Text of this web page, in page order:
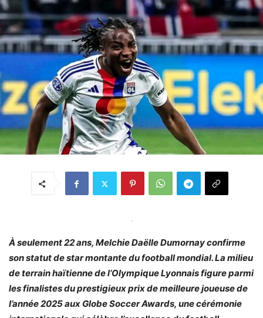
.
À seulement 22 ans, Melchie Daëlle Dumornay confirme
son statut de star montante du football mondial. La milieu
de terrain haïtienne de l’Olympique Lyonnais figure parmi
les finalistes du prestigieux prix de meilleure joueuse de
l’année 2025 aux Globe Soccer Awards, une cérémonie